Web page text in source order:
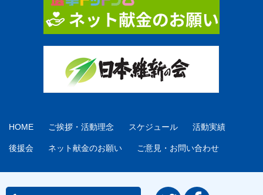
HOME ご挨拶・活動理念 スケジュール 活動実績
後援会 ネット献金のお願い ご意見・お問い合わせ